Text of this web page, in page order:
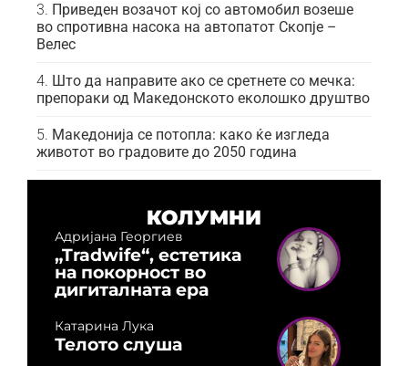
Приведен возачот кој со автомобил возеше
во спротивна насока на автопатот Скопје –
Велес
Што да направите ако се сретнете со мечка:
препораки од Македонското еколошко друштво
Македонија се потопла: како ќе изгледа
животот во градовите до 2050 година
КОЛУМНИ
Адријана Георгиев
„Tradwife“, естетика
на покорност во
дигиталната ера
Катарина Лука
Телото слуша